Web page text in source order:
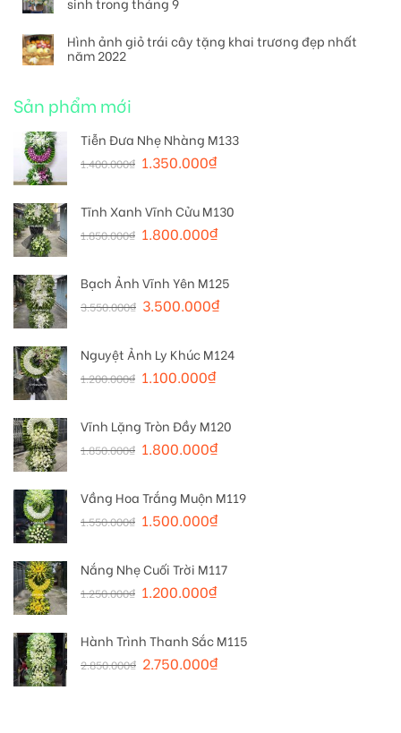
Hình ảnh giỏ trái cây tặng khai trương đẹp nhất
năm 2022
Sản phẩm mới
Tiễn Đưa Nhẹ Nhàng M133
1.400.000₫ 1.350.000₫
Tĩnh Xanh Vĩnh Cửu M130
1.850.000₫ 1.800.000₫
Bạch Ảnh Vĩnh Yên M125
3.550.000₫ 3.500.000₫
Nguyệt Ảnh Ly Khúc M124
1.200.000₫ 1.100.000₫
Vĩnh Lặng Tròn Đầy M120
1.850.000₫ 1.800.000₫
Vầng Hoa Trắng Muộn M119
1.550.000₫ 1.500.000₫
Nắng Nhẹ Cuối Trời M117
1.250.000₫ 1.200.000₫
Hành Trình Thanh Sắc M115
2.850.000₫ 2.750.000₫